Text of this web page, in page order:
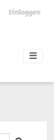
Einloggen